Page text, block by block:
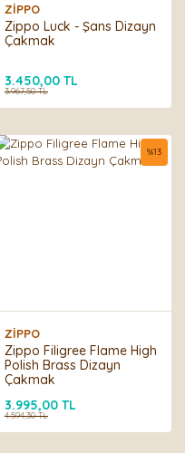
ZİPPO
Zippo Luck - Şans Dizayn
Çakmak
3.450,00 TL
3.967,50 TL
ZİPPO
Zippo Filigree Flame High
Polish Brass Dizayn
Çakmak
%13
3.995,00 TL
4.594,30 TL